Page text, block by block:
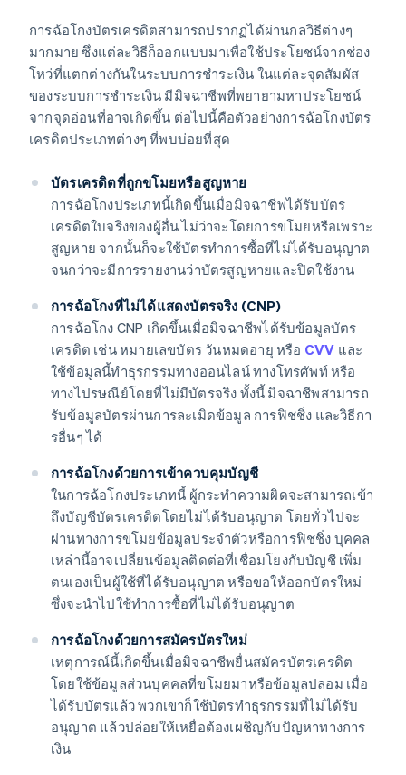
การฉ้อโกงบัตรเครดิตสามารถปรากฏได้ผ่านกลวิธีต่างๆ
มากมาย ซึ่งแต่ละวิธีก็ออกแบบมาเพื่อใช้ประโยชน์จากช่อง
โหว่ที่แตกต่างกันในระบบการชำระเงิน ในแต่ละจุดสัมผัส
ของระบบการชำระเงิน มีมิจฉาชีพที่พยายามหาประโยชน์
จากจุดอ่อนที่อาจเกิดขึ้น ต่อไปนี้คือตัวอย่างการฉ้อโกงบัตร
เครดิตประเภทต่างๆ ที่พบบ่อยที่สุด
บัตรเครดิตที่ถูกขโมยหรือสูญหาย
การฉ้อโกงประเภทนี้เกิดขึ้นเมื่อมิจฉาชีพได้รับบัตร
เครดิตใบจริงของผู้อื่น ไม่ว่าจะโดยการขโมยหรือเพราะ
สูญหาย จากนั้นก็จะใช้บัตรทําการซื้อที่ไม่ได้รับอนุญาต
จนกว่าจะมีการรายงานว่าบัตรสูญหายและปิดใช้งาน
การฉ้อโกงที่ไม่ได้แสดงบัตรจริง (CNP)
การฉ้อโกง CNP เกิดขึ้นเมื่อมิจฉาชีพได้รับข้อมูลบัตร
เครดิต เช่น หมายเลขบัตร วันหมดอายุ หรือ CVV และ
ใช้ข้อมูลนี้ทําธุรกรรมทางออนไลน์ ทางโทรศัพท์ หรือ
ทางไปรษณีย์โดยที่ไม่มีบัตรจริง ทั้งนี้ มิจฉาชีพสามารถ
รับข้อมูลบัตรผ่านการละเมิดข้อมูล การฟิชชิ่ง และวิธีกา
รอื่นๆ ได้
การฉ้อโกงด้วยการเข้าควบคุมบัญชี
ในการฉ้อโกงประเภทนี้ ผู้กระทำความผิดจะสามารถเข้า
ถึงบัญชีบัตรเครดิตโดยไม่ได้รับอนุญาต โดยทั่วไปจะ
ผ่านทางการขโมยข้อมูลประจำตัวหรือการฟิชชิ่ง บุคคล
เหล่านี้อาจเปลี่ยนข้อมูลติดต่อที่เชื่อมโยงกับบัญชี เพิ่ม
ตนเองเป็นผู้ใช้ที่ได้รับอนุญาต หรือขอให้ออกบัตรใหม่
ซึ่งจะนําไปใช้ทําการซื้อที่ไม่ได้รับอนุญาต
การฉ้อโกงด้วยการสมัครบัตรใหม่
เหตุการณ์นี้เกิดขึ้นเมื่อมิจฉาชีพยื่นสมัครบัตรเครดิต
โดยใช้ข้อมูลส่วนบุคคลที่ขโมยมาหรือข้อมูลปลอม เมื่อ
ได้รับบัตรแล้ว พวกเขาก็ใช้บัตรทำธุรกรรมที่ไม่ได้รับ
อนุญาต แล้วปล่อยให้เหยื่อต้องเผชิญกับปัญหาทางการ
เงิน